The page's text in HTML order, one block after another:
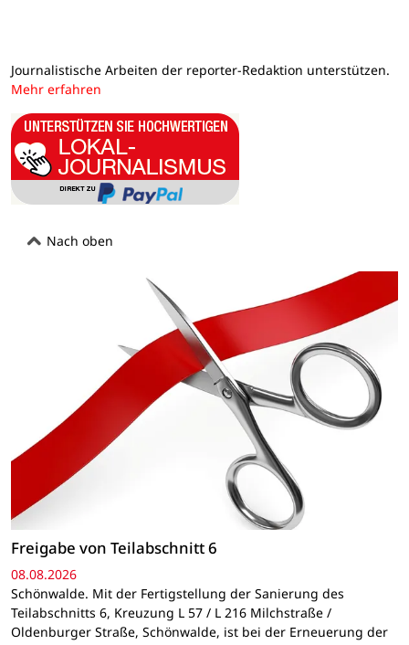
Journalistische Arbeiten der reporter-Redaktion unterstützen.
Mehr erfahren
Nach oben
Freigabe von Teilabschnitt 6
08.08.2026
Schönwalde. Mit der Fertigstellung der Sanierung des
Teilabschnitts 6, Kreuzung L 57 / L 216 Milchstraße /
Oldenburger Straße, Schönwalde, ist bei der Erneuerung der